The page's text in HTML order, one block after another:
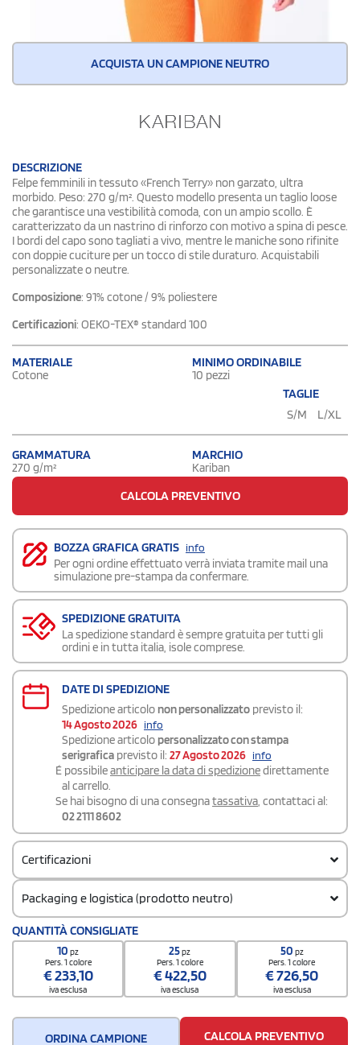
ACQUISTA UN CAMPIONE NEUTRO
DESCRIZIONE
Felpe femminili in tessuto «French Terry» non garzato, ultra
morbido. Peso: 270 g/m². Questo modello presenta un taglio loose
che garantisce una vestibilità comoda, con un ampio scollo. È
caratterizzato da un nastrino di rinforzo con motivo a spina di pesce.
I bordi del capo sono tagliati a vivo, mentre le maniche sono rifinite
con doppie cuciture per un tocco di stile duraturo. Acquistabili
personalizzate o neutre.
Composizione: 91% cotone / 9% poliestere
Certificazioni: OEKO-TEX® standard 100
MATERIALE
Cotone
MINIMO ORDINABILE
10 pezzi
TAGLIE
S/M
L/XL
GRAMMATURA
270 g/m²
MARCHIO
Kariban
CALCOLA PREVENTIVO
BOZZA GRAFICA GRATIS info
Per ogni ordine effettuato verrà inviata tramite mail una
simulazione pre-stampa da confermare.
SPEDIZIONE GRATUITA
La spedizione standard è sempre gratuita per tutti gli
ordini e in tutta italia, isole comprese.
DATE DI SPEDIZIONE
Spedizione articolo non personalizzato previsto il:
14 Agosto 2026 info
Spedizione articolo personalizzato con stampa
serigrafica previsto il: 27 Agosto 2026 info
É possibileanticipare la data di spedizionedirettamente
al carrello.
Se hai bisogno di una consegnatassativa, contattaci al:
02 2111 8602
Certificazioni
Packaging e logistica (prodotto neutro)
Codice doganale
61102099
QUANTITÀ CONSIGLIATE
10pz
Pers. 1 colore
€233,10
iva esclusa
25pz
Pers. 1 colore
€422,50
iva esclusa
50 pz
Pers. 1 colore
€726,50
iva esclusa
ORDINA CAMPIONE
CALCOLA PREVENTIVO